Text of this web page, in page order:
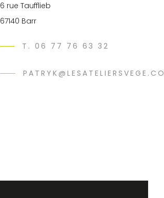
6 rue Taufflieb
67140 Barr
T. 06 77 76 63 32